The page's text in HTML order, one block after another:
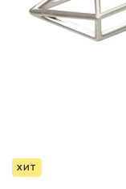
ХИТ